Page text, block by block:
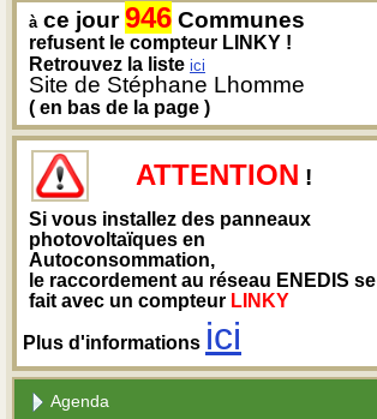
à ce jour946 Communes
refusent le compteur LINKY !
Retrouvez la liste ici
Site de Stéphane Lhomme
( en bas de la page )
ATTENTION !
Si vous installez des panneaux
photovoltaïques en
Autoconsommation,
le raccordement au réseau ENEDIS se
fait avec un compteur LINKY
Plus d'informations ici
Agenda